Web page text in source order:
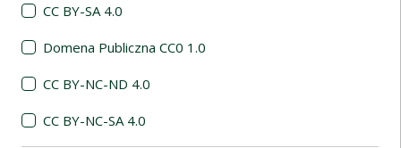
CC BY-SA 4.0
Domena Publiczna CC0 1.0
CC BY-NC-ND 4.0
CC BY-NC-SA 4.0